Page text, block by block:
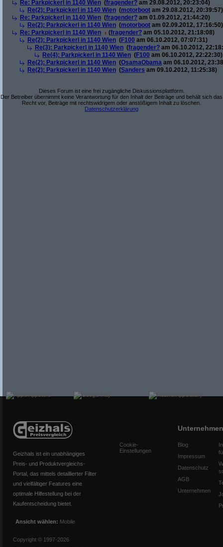
Re: Parkpickerl in 1140 Wien (fragender? am 29.08.2012, 20:23:04)
Re(2): Parkpickerl in 1140 Wien (motorboot am 29.08.2012, 20:39:57)
Re: Parkpickerl in 1140 Wien (fragender? am 01.09.2012, 21:44:20)
Re(2): Parkpickerl in 1140 Wien (motorboot am 02.09.2012, 17:16:50)
Re: Parkpickerl in 1140 Wien
(fragender? am 05.10.2012, 21:18:08)
Re(2): Parkpickerl in 1140 Wien (F100 am 06.10.2012, 07:07:31)
Re(3): Parkpickerl in 1140 Wien (fragender? am 06.10.2012,
Re(4): Parkpickerl in 1140 Wien (F100 am 06.10.2012, 22:22:30)
Re(2): Parkpickerl in 1140 Wien (OsamaObama am 06.10.2012,
Re(2): Parkpickerl in 1140 Wien (Sanders am 09.10.2012, 11:25:38)
Dieses Forum ist eine frei zugängliche Diskussionsplattform.
Der Betreiber übernimmt keine Verantwortung für den Inhalt der Beiträge und behält sich das
Recht vor, Beiträge mit rechtswidrigem oder anstößigem Inhalt zu löschen.
Datenschutzerklärung
Geizhals ist ein unabhängiges
Preis- und Produktvergleichs-
Portal, das mittels detaillierter Filter
und vielfältiger Features eine
optimale Hilfestellung bei der
Kaufentscheidung bietet.
Ansicht wählen: Mobile
Copyright © 1997-2026
Cookie-
Einstellungen
Unternehmen
Blog
Impressum
Datenschutz
AGB
Unternehmen